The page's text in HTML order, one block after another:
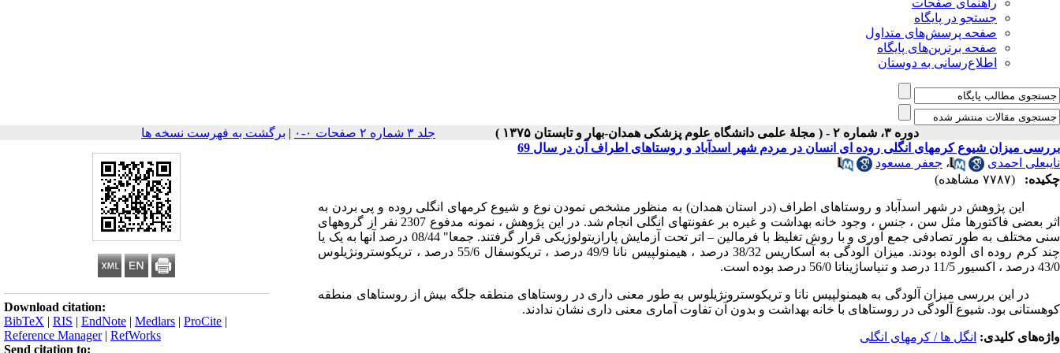
راهنمای صفحات
جستجو در پایگاه
صفحه پرسش‌های متداول
صفحه برترین‌های پایگاه
اطلاع‌رسانی به دوستان
دوره ۳، شماره ۲ - ( مجلۀ علمی دانشگاه علوم پزشکی همدان-بهار و تابستان ۱۳۷۵ ) جلد ۳ شماره ۲ صفحات ۰-۰ | برگشت به فهرست نسخه ها
Download citation:
BibTeX | RIS | EndNote | Medlars | ProCite |
Reference Manager| RefWorks
Send citation to:
بررسی میزان شیوع کرمهای انگلی روده ای انسان در مردم شهر اسدآباد و روستاهای اطراف آن در سال 69
نایبعلی احمدی
، جعفر مسعود
چکیده:
(۷۷۸۷ مشاهده)
این پژوهش در شهر اسدآباد و روستاهای اطراف (در استان همدان) به منظور مشخص نمودن نوع و شیوع کرمهای انگلی روده و پی بردن به
اثر بعضی فاکتورها مثل سن ، جنس ، وجود خانه بهداشت و غیره بر عفونتهای انگلی انجام شد. در این پژوهش ، نمونه مدفوع 2307 نفر از گروههای
سنی مختلف به طور تصادفی جمع آوری و با روش تغلیظ با فرمالین –
اتر تحت آزمایش پارازیتولوژیکی قرار گرفتند. جمعا" 08/44 درصد آنها به یک یا
چند کرم روده ای آلوده بودند. میزان آلودگی به آسکاریس 38/32 درصد ، هیمنولپیس نانا 49/9 درصد ، تریکوسفال 55/6 درصد ، تریکوسترونژیلوس
43/0 درصد ، اکسیور 11/5 درصد و تنیاساژیناتا 56/0 درصد بوده است.
در این بررسی میزان آلودگی به هیمنولپیس نانا و تریکوسترونژیلوس به طور معنی داری در روستاهای منطقه جلگه بیش از روستاهای منطقه
کوهستانی بود. شیوع آلودگی در روستاهای با خانه بهداشت و بدون آن تفاوت آماری معنی داری نشان ندادند.
واژه‌های کلیدی: انگل ها / کرمهای انگلی